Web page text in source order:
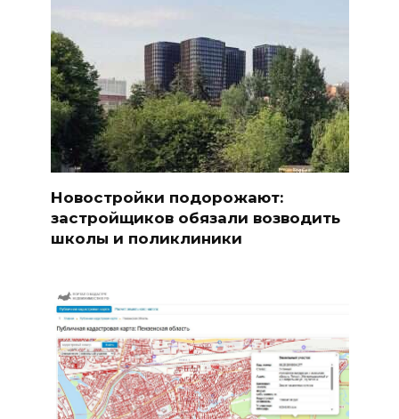
Новостройки подорожают:
застройщиков обязали возводить
школы и поликлиники